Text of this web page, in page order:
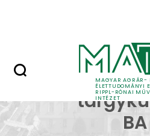
MAGYAR AGRÁR-
ÉLETTUDOMÁNYI
RIPPL-RÓNAI
INTÉZET
Art design
BA